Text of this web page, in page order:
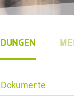
Dokumente